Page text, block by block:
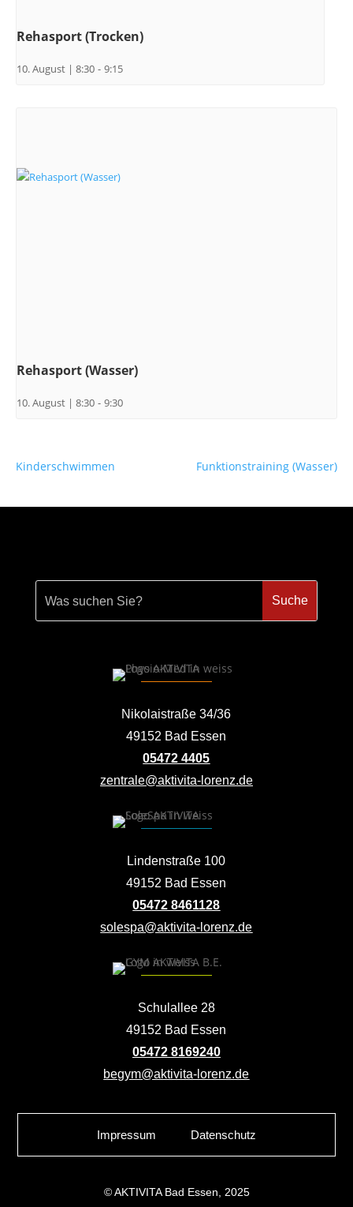
Rehasport (Trocken)
10. August | 8:30 - 9:15
Rehasport (Wasser)
10. August | 8:30 - 9:30
Kinderschwimmen Funktionstraining (Wasser)
Nikolaistraße 34/36
49152 Bad Essen
05472 4405
zentrale@aktivita-lorenz.de
Lindenstraße 100
49152 Bad Essen
05472 8461128
solespa@aktivita-lorenz.de
Schulallee 28
49152 Bad Essen
05472 8169240
begym@aktivita-lorenz.de
Impressum Datenschutz
© AKTIVITA Bad Essen, 2025